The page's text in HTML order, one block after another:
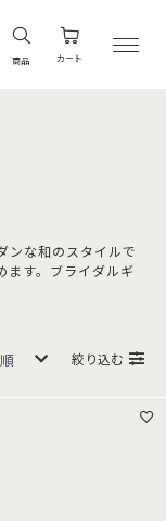
商品 カート
ンな和のスタイルで
ます。ブライダルギ
絞り込む